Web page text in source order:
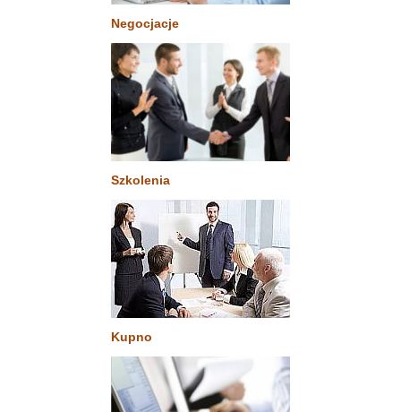
Negocjacje
Szkolenia
Kupno